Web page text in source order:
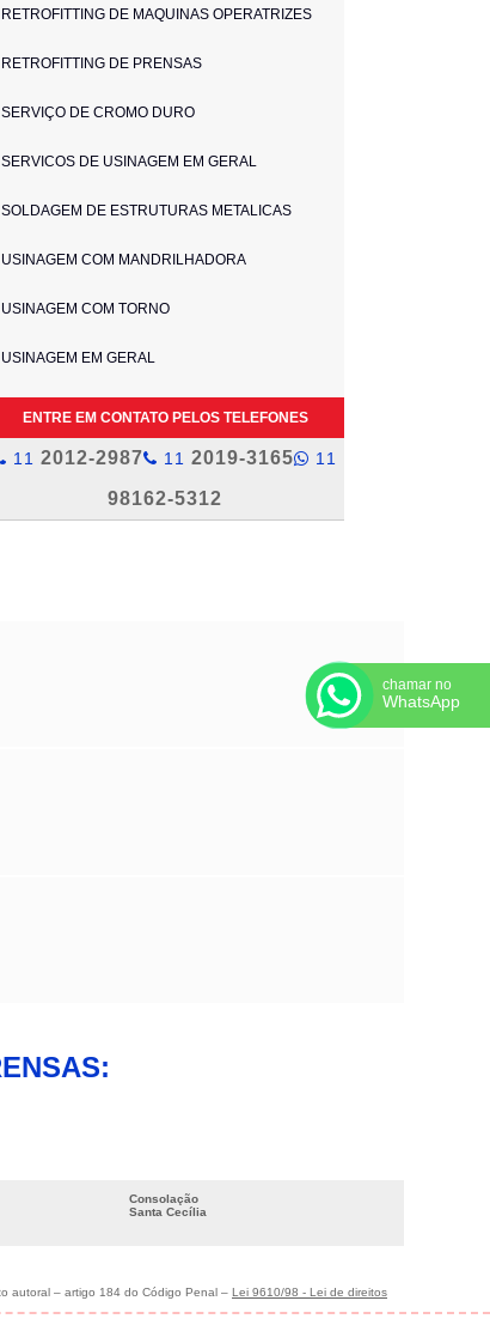
RETROFITTING DE MAQUINAS OPERATRIZES
RETROFITTING DE PRENSAS
SERVIÇO DE CROMO DURO
SERVICOS DE USINAGEM EM GERAL
SOLDAGEM DE ESTRUTURAS METALICAS
USINAGEM COM MANDRILHADORA
USINAGEM COM TORNO
USINAGEM EM GERAL
ENTRE EM CONTATO PELOS TELEFONES
11 2012-2987 11 2019-3165 11
98162-5312
Consolação
Santa Cecília
autoral – artigo 184 do Código Penal – Lei 9610/98 - Lei de direitos
chamar no
WhatsApp